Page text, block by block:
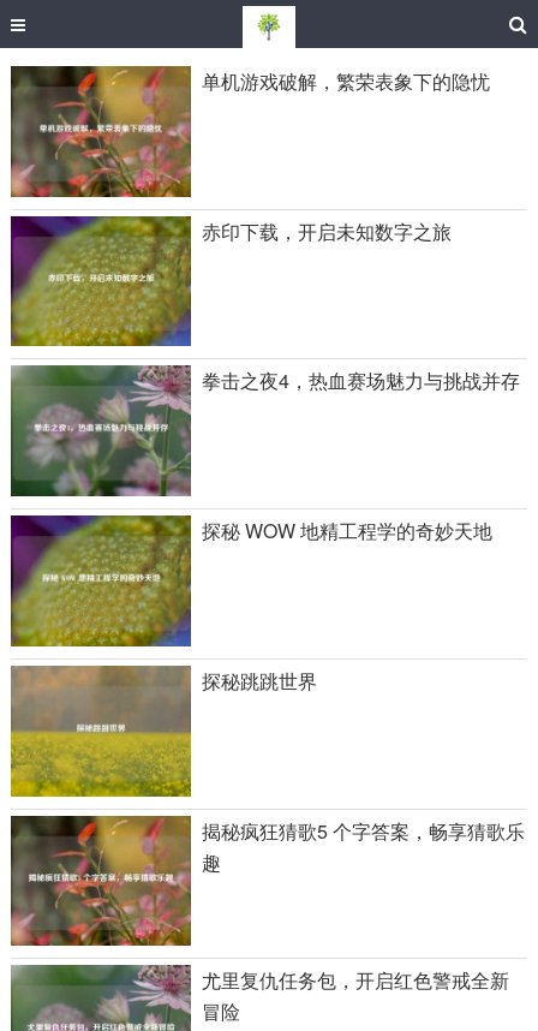
单机游戏破解，繁荣表象下的隐忧
赤印下载，开启未知数字之旅
拳击之夜4，热血赛场魅力与挑战并存
探秘 WOW 地精工程学的奇妙天地
探秘跳跳世界
揭秘疯狂猜歌5 个字答案，畅享猜歌乐
趣
尤里复仇任务包，开启红色警戒全新
冒险